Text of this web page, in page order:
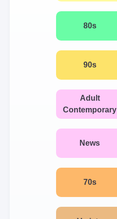
80s
90s
Adult
Contemporary
News
70s